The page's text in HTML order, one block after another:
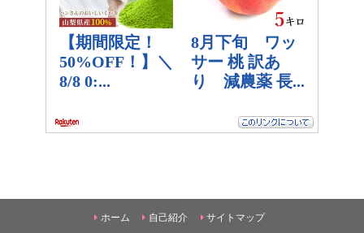
ホーム 自己紹介 サイトマップ